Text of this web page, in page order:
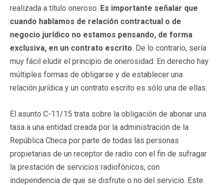
realizada a título oneroso. Es importante señalar que
cuando hablamos de relación contractual o de
negocio jurídico no estamos pensando, de forma
exclusiva, en un contrato escrito. De lo contrario, sería
muy fácil eludir el principio de onerosidad. En derecho hay
múltiples formas de obligarse y de establecer una
relación jurídica y un contrato escrito es sólo una de ellas.
El asunto C-11/15 trata sobre la obligación de abonar una
tasa a una entidad creada por la administración de la
República Checa por parte de todas las personas
propietarias de un receptor de radio con el fin de sufragar
la prestación de servicios radiofónicos, con
independencia de que se disfrute o no del servicio. Este